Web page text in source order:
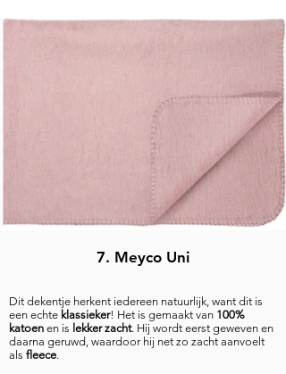
7. Meyco Uni
Dit dekentje herkent iedereen natuurlijk, want dit is
een echte klassieker! Het is gemaakt van 100%
katoen en is lekker zacht. Hij wordt eerst geweven en
daarna geruwd, waardoor hij net zo zacht aanvoelt
als fleece.